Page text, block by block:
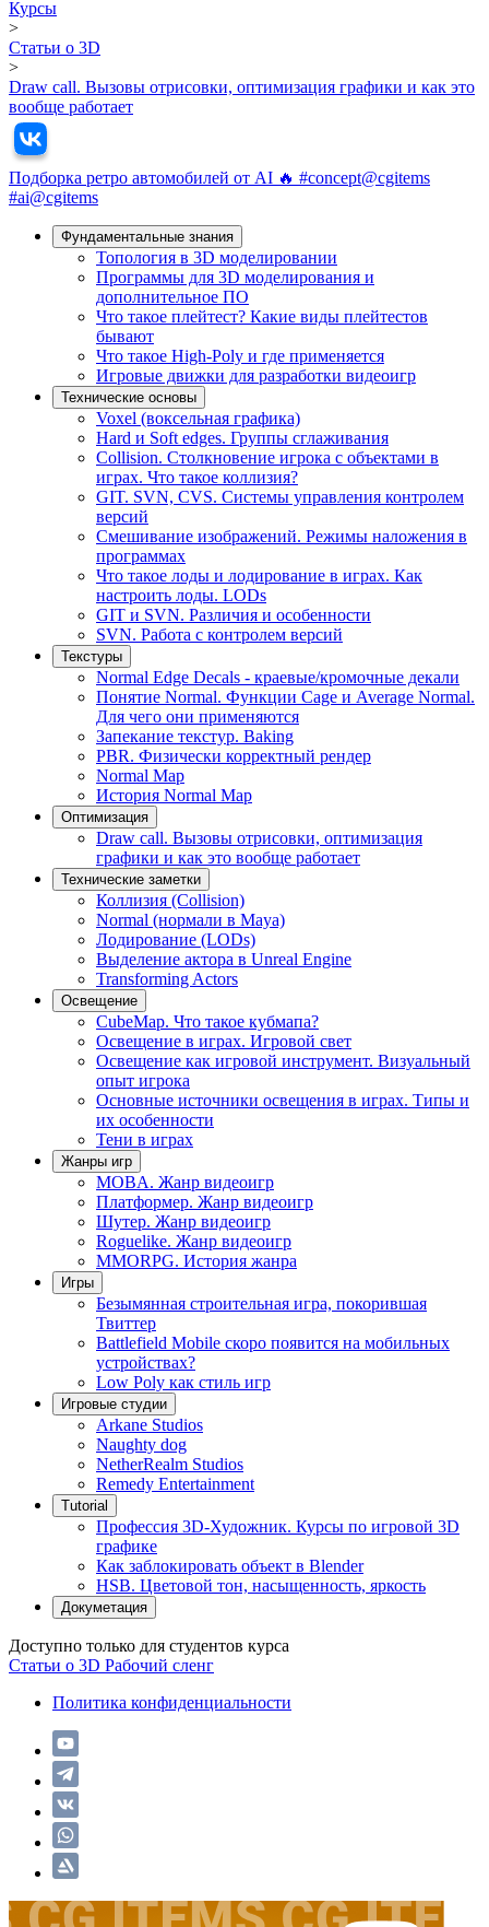
Курсы
>
Статьи о 3D
>
Draw call. Вызовы отрисовки, оптимизация графики и как это
вообще работает
Подборка ретро автомобилей от AI 🔥 #concept@cgitems
#ai@cgitems
Фундамeнтальные знания
Топология в 3D моделировании
Программы для 3D моделирования и
дополнительное ПО
Что такое плейтест? Какие виды плейтестов
бывают
Что такое High-Poly и где применяется
Игровые движки для разработки видеоигр
Технические основы
Voxel (воксельная графика)
Hard и Soft edges. Группы сглаживания
Collision. Столкновение игрока с объектами в
играх. Что такое коллизия?
GIT. SVN, CVS. Системы управления контролем
версий
Смешивание изображений. Режимы наложения в
программах
Что такое лоды и лодирование в играх. Как
настроить лоды. LODs
GIT и SVN. Различия и особенности
SVN. Работа с контролем версий
Текстуры
Normal Edge Decals - краевые/кромочные декали
Понятие Normal. Функции Cage и Average Normal.
Для чего они применяются
Запекание текстур. Baking
PBR. Физически корректный рендер
Normal Map
История Normal Map
Оптимизация
Draw call. Вызовы отрисовки, оптимизация
графики и как это вообще работает
Технические заметки
Коллизия (Collision)
Normal (нормали в Maya)
Лодирование (LODs)
Выделение актора в Unreal Engine
Transforming Actors
Освещение
CubeMap. Что такое кубмапа?
Освещение в играх. Игровой свет
Освещение как игровой инструмент. Визуальный
опыт игрока
Основные источники освещения в играх. Типы и
их особенности
Тени в играх
Жанры игр
MOBA. Жанр видеоигр
Платформер. Жанр видеоигр
Шутер. Жанр видеоигр
Roguelike. Жанр видеоигр
MMORPG. История жанра
Игры
Безымянная строительная игра, покорившая
Твиттер
Battlefield Mobile скоро появится на мобильных
устройствах?
Low Poly как стиль игр
Игровые студии
Arkane Studios
Naughty dog
NetherRealm Studios
Remedy Entertainment
Tutorial
Профессия 3D-Художник. Курсы по игровой 3D
графике
Как заблокировать объект в Blender
HSB. Цветовой тон, насыщенность, яркость
Докуметация
Доступно только для студентов курса
Статьи о 3D Рабочий сленг
Политика конфиденциальности